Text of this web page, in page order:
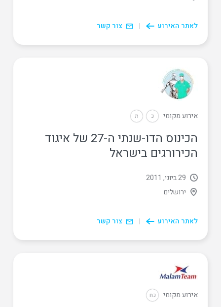
לאתר האירוע צור קשר
הכינוס הדו-שנתי ה-27 של איגוד
הכירורגים בישראל
אירוע מקומי כ ת
29 ביוני, 2011
ירושלים
לאתר האירוע צור קשר
אירוע מקומי כח